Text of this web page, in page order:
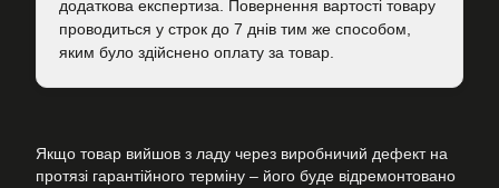
додаткова експертиза. Повернення вартості товару
проводиться у строк до 7 днів тим же способом,
яким було здійснено оплату за товар.
Якщо товар вийшов з ладу через виробничий дефект на
протязі гарантійного терміну – його буде відремонтовано